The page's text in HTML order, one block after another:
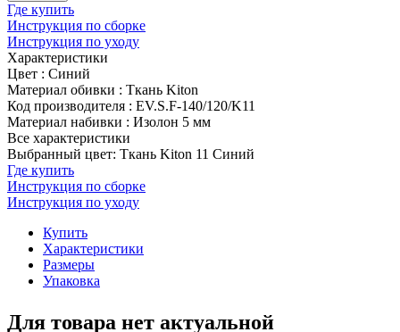
Где купить
Инструкция по сборке
Инструкция по уходу
Характеристики
Цвет : Синий
Материал обивки : Ткань Kiton
Код производителя : EV.S.F-140/120/K11
Материал набивки : Изолон 5 мм
Все характеристики
Выбранный цвет: Ткань Kiton 11 Синий
Где купить
Инструкция по сборке
Инструкция по уходу
Купить
Характеристики
Размеры
Упаковка
Для товара нет актуальной